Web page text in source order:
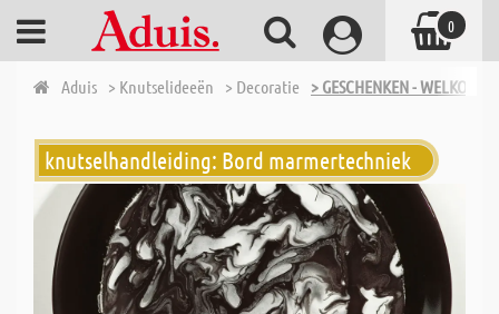
Aduis > Knutselideeën > Decoratie > GESCHENKEN -
knutselhandleiding: Bord marmertechniek
0